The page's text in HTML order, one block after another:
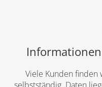
Viele Kunden